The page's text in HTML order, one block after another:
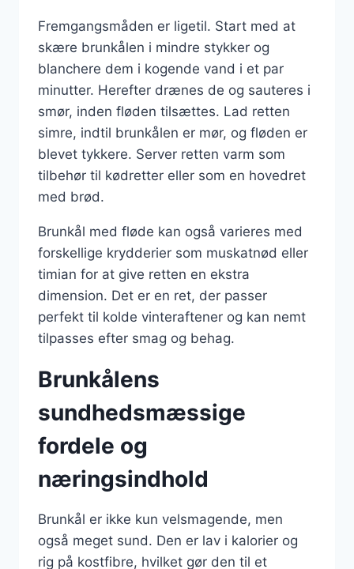
Fremgangsmåden er ligetil. Start med at
skære brunkålen i mindre stykker og
blanchere dem i kogende vand i et par
minutter. Herefter drænes de og sauteres i
smør, inden fløden tilsættes. Lad retten
simre, indtil brunkålen er mør, og fløden er
blevet tykkere. Server retten varm som
tilbehør til kødretter eller som en hovedret
med brød.
Brunkål med fløde kan også varieres med
forskellige krydderier som muskatnød eller
timian for at give retten en ekstra
dimension. Det er en ret, der passer
perfekt til kolde vinteraftener og kan nemt
tilpasses efter smag og behag.
Brunkålens
sundhedsmæssige
fordele og
næringsindhold
Brunkål er ikke kun velsmagende, men
også meget sund. Den er lav i kalorier og
rig på kostfibre, hvilket gør den til et